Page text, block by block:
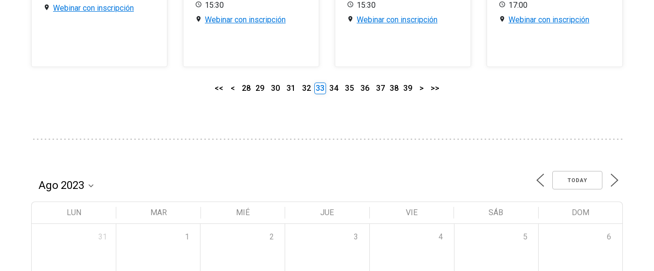
Webinar con inscripción
15:30
Webinar con inscripción
15:30
Webinar con inscripción
17:00
Webinar con inscripción
<< < 28 29 30 31 32 33 34 35 36 37 38 39 > >>
TODAY
LUN MAR MIÉ JUE VIE SÁB DOM
31 1 2 3 4 5 6